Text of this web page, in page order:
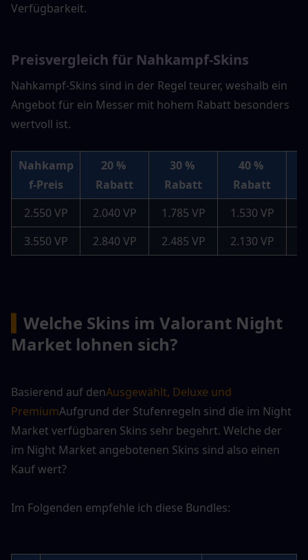
Verfügbarkeit.
Preisvergleich für Nahkampf-Skins
Nahkampf-Skins sind in der Regel teurer, weshalb ein
Angebot für ein Messer mit hohem Rabatt besonders
wertvoll ist.
Nahkamp
f-Preis
20 %
Rabatt
30 %
Rabatt
40 %
Rabatt
2.550 VP
2.040 VP 1.785 VP 1.530 VP
3.550 VP
2.840 VP 2.485 VP 2.130 VP
Welche Skins im Valorant Night
Market lohnen sich?
Basierend auf denAusgewählt, Deluxe und
PremiumAufgrund der Stufenregeln sind die im Night
Market verfügbaren Skins sehr begehrt. Welche der
im Night Market angebotenen Skins sind also einen
Kauf wert?
Im Folgenden empfehle ich diese Bundles: